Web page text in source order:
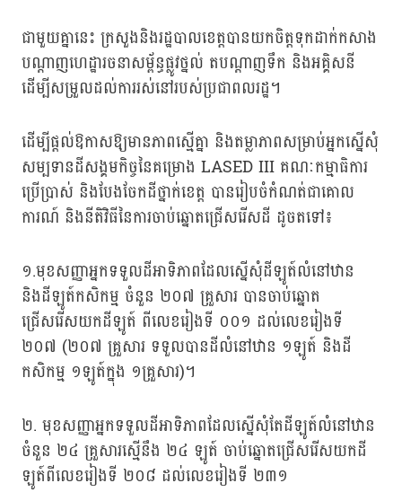
ជាមួយគ្នានេះ ក្រសួងនិងរដ្ឋបាលខេត្តបានយកចិត្តទុកដាក់កសាង
បណ្ដាញហេដ្ឋារចនាសម្ព័ន្ធផ្លូវថ្នល់ តបណ្ដាញទឹក និងអគ្គិសនី
ដើម្បីសម្រួលដល់ការរស់នៅរបស់ប្រជាពលរដ្ឋ។
ដើម្បីផ្ដល់ឱកាសឱ្យមានភាពស្មើគ្នា និងតម្លាភាពសម្រាប់អ្នកស្នើសុំ
សម្បទានដីសង្គមកិច្ចនៃគម្រោង LASED III គណៈកម្មាធិការ
ប្រើប្រាស់ និងបែងចែកដីថ្នាក់ខេត្ត បានរៀបចំកំណត់ជាគោល
ការណ៍ និងនីតិវិធីនៃការចាប់ឆ្នោតជ្រើសរើសដី ដូចតទៅ៖
១.មុខសញ្ញាអ្នកទទួលដីអាទិភាពដែលស្នើសុំដីឡូត៍លំនៅឋាន
និងដីឡូត៍កសិកម្ម ចំនួន ២០៧ គ្រួសារ បានចាប់ឆ្នោត
ជ្រើសរើសយកដីឡូត៍ ពីលេខរៀងទី ០០១ ដល់លេខរៀងទី
២០៧ (២០៧ គ្រួសារ ទទួលបានដីលំនៅឋាន ១ឡូត៍ និងដី
កសិកម្ម ១ឡូត៍ក្នុង ១គ្រួសារ)។
២. មុខសញ្ញាអ្នកទទួលដីអាទិភាពដែលស្នើសុំតែដីឡូត៍លំនៅឋាន
ចំនួន ២៤ គ្រួសារស្មើនឹង ២៤ ឡូត៍ ចាប់ឆ្នោតជ្រើសរើសយកដី
ឡូត៍ពីលេខរៀងទី ២០៨ ដល់លេខរៀងទី ២៣១